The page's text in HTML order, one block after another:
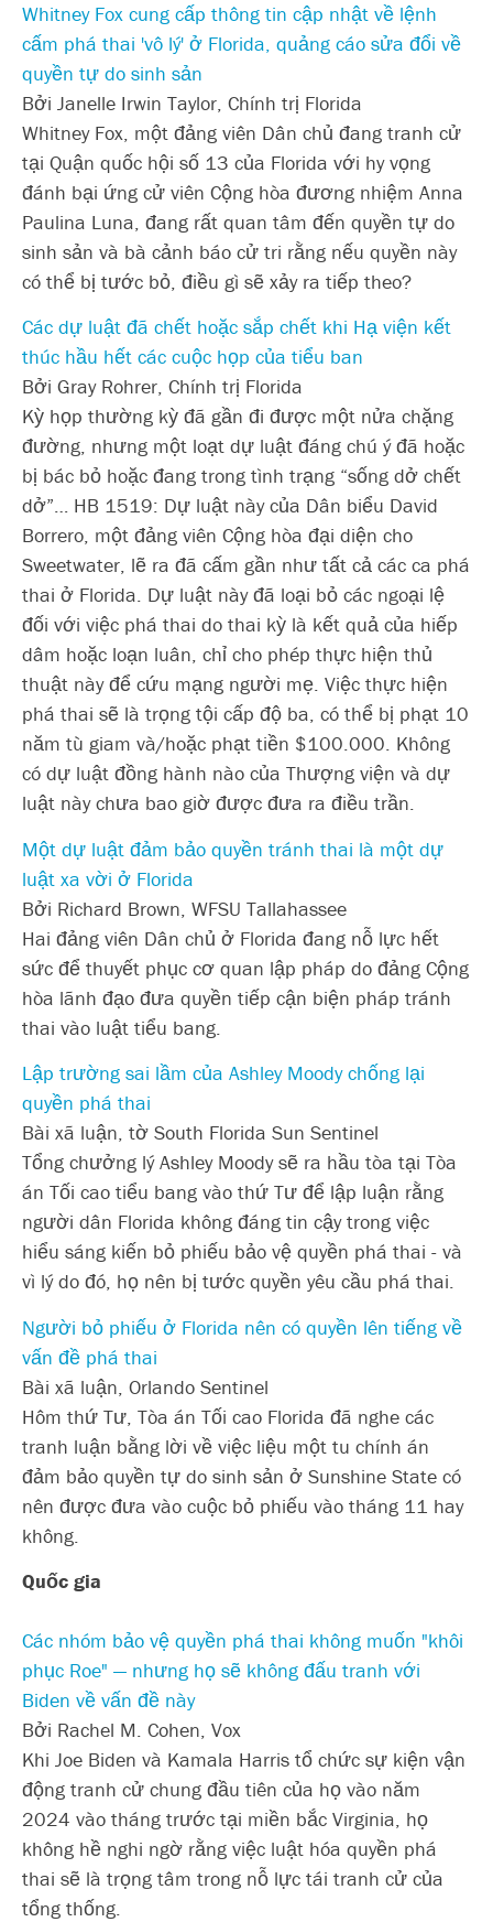
Whitney Fox cung cấp thông tin cập nhật về lệnh
cấm phá thai 'vô lý' ở Florida, quảng cáo sửa đổi về
quyền tự do sinh sản
Bởi Janelle Irwin Taylor, Chính trị Florida
Whitney Fox, một đảng viên Dân chủ đang tranh cử
tại Quận quốc hội số 13 của Florida với hy vọng
đánh bại ứng cử viên Cộng hòa đương nhiệm Anna
Paulina Luna, đang rất quan tâm đến quyền tự do
sinh sản và bà cảnh báo cử tri rằng nếu quyền này
có thể bị tước bỏ, điều gì sẽ xảy ra tiếp theo?
Các dự luật đã chết hoặc sắp chết khi Hạ viện kết
thúc hầu hết các cuộc họp của tiểu ban
Bởi Gray Rohrer, Chính trị Florida
Kỳ họp thường kỳ đã gần đi được một nửa chặng
đường, nhưng một loạt dự luật đáng chú ý đã hoặc
bị bác bỏ hoặc đang trong tình trạng “sống dở chết
dở”… HB 1519: Dự luật này của Dân biểu David
Borrero, một đảng viên Cộng hòa đại diện cho
Sweetwater, lẽ ra đã cấm gần như tất cả các ca phá
thai ở Florida. Dự luật này đã loại bỏ các ngoại lệ
đối với việc phá thai do thai kỳ là kết quả của hiếp
dâm hoặc loạn luân, chỉ cho phép thực hiện thủ
thuật này để cứu mạng người mẹ. Việc thực hiện
phá thai sẽ là trọng tội cấp độ ba, có thể bị phạt 10
năm tù giam và/hoặc phạt tiền $100.000. Không
có dự luật đồng hành nào của Thượng viện và dự
luật này chưa bao giờ được đưa ra điều trần.
Một dự luật đảm bảo quyền tránh thai là một dự
luật xa vời ở Florida
Bởi Richard Brown, WFSU Tallahassee
Hai đảng viên Dân chủ ở Florida đang nỗ lực hết
sức để thuyết phục cơ quan lập pháp do đảng Cộng
hòa lãnh đạo đưa quyền tiếp cận biện pháp tránh
thai vào luật tiểu bang.
Lập trường sai lầm của Ashley Moody chống lại
quyền phá thai
Bài xã luận, tờ South Florida Sun Sentinel
Tổng chưởng lý Ashley Moody sẽ ra hầu tòa tại Tòa
án Tối cao tiểu bang vào thứ Tư để lập luận rằng
người dân Florida không đáng tin cậy trong việc
hiểu sáng kiến bỏ phiếu bảo vệ quyền phá thai - và
vì lý do đó, họ nên bị tước quyền yêu cầu phá thai.
Người bỏ phiếu ở Florida nên có quyền lên tiếng về
vấn đề phá thai
Bài xã luận, Orlando Sentinel
Hôm thứ Tư, Tòa án Tối cao Florida đã nghe các
tranh luận bằng lời về việc liệu một tu chính án
đảm bảo quyền tự do sinh sản ở Sunshine State có
nên được đưa vào cuộc bỏ phiếu vào tháng 11 hay
không.
Quốc gia
Các nhóm bảo vệ quyền phá thai không muốn "khôi
phục Roe" — nhưng họ sẽ không đấu tranh với
Biden về vấn đề này
Bởi Rachel M. Cohen, Vox
Khi Joe Biden và Kamala Harris tổ chức sự kiện vận
động tranh cử chung đầu tiên của họ vào năm
2024 vào tháng trước tại miền bắc Virginia, họ
không hề nghi ngờ rằng việc luật hóa quyền phá
thai sẽ là trọng tâm trong nỗ lực tái tranh cử của
tổng thống.